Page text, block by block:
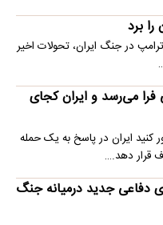
برد
ترامپ در جنگ ایران، تحولات اخیر
فرا می‌رسد و ایران کجای
ایران در پاسخ به یک حمله
قرار دهد.…
دفاعی جدید درمیانه جنگ